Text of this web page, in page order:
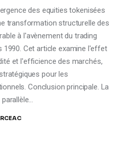
des equities tokenisées
transformation structurelle des
à l'avènement du trading
1990. Cet article examine l'effet
et l'efficience des marchés,
pour les
Conclusion principale. La